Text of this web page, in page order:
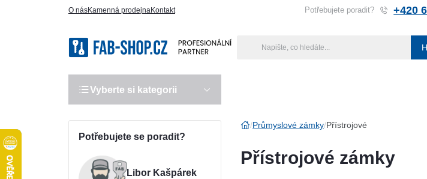
O násKamenná prodejnaKontakt Potřebujete poradit? +420
Vyberte si kategorii
Potřebujete se poradit?
Libor Kašpárek
Průmyslové zámky Přístrojové
Přístrojové zámky